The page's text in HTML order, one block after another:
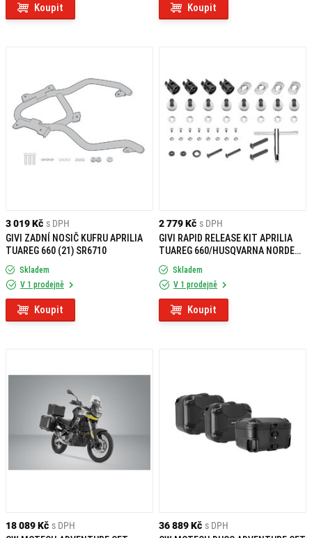
Koupit Koupit
3 019 Kč s DPH
GIVI ZADNÍ NOSIČ KUFRU APRILIA
TUAREG 660 (21) SR6710
Skladem
V 1 prodejně
Koupit
2 779 Kč s DPH
GIVI RAPID RELEASE KIT APRILIA
TUAREG 660/HUSQVARNA NORDEN
901/KTM ADVENTURE 890 10RKIT
Skladem
V 1 prodejně
Koupit
18 089 Kč s DPH
36 889 Kč s DPH